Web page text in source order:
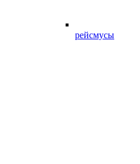
рейсмусы